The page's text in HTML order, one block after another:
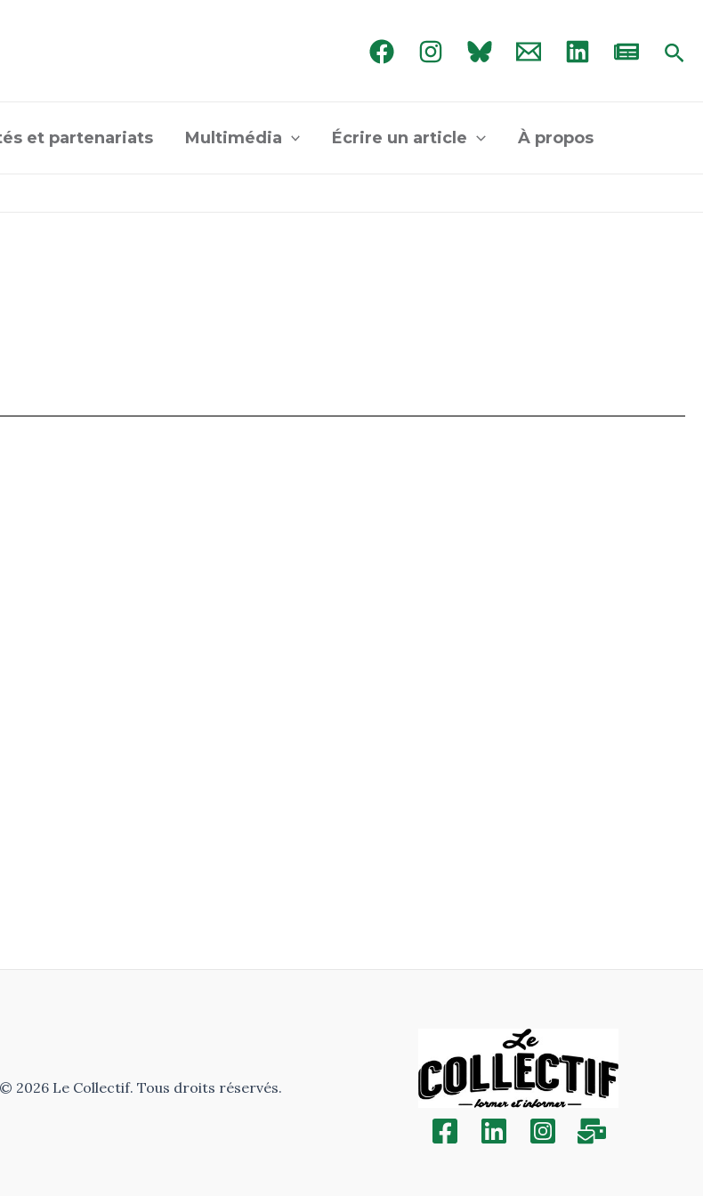
et partenariats Multimédia Écrire un article À propos
2026 Le Collectif. Tous droits réservés.